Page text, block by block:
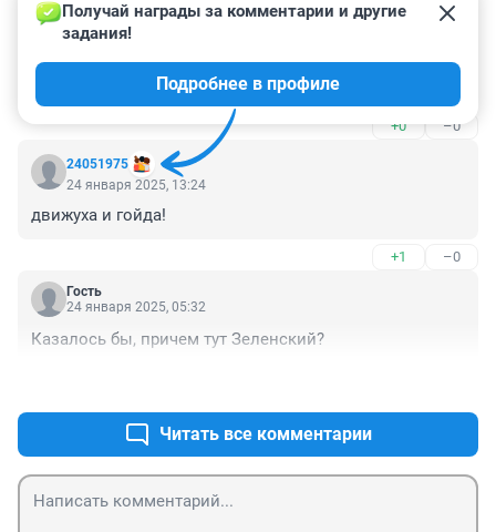
Гость
Мы политикой не интересуемся.
+0 –0
24051975
Получай награды за комментарии и другие
задания!
Подробнее в профиле
24 января 2025, 13:24
движуха и гойда!
+1 –0
Гость
24 января 2025, 05:32
Казалось бы, причем тут Зеленский?
Читать все комментарии